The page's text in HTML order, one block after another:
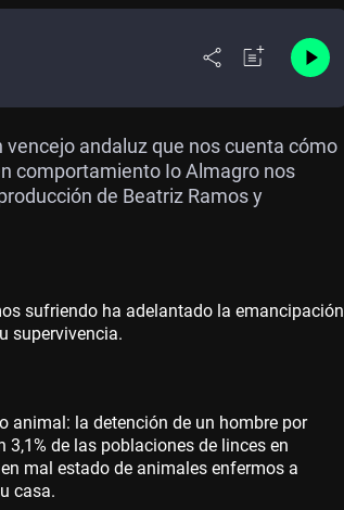
andaluz que nos cuenta cómo
comportamiento Io Almagro nos
de Beatriz Ramos y
sufriendo ha adelantado la emancipación
supervivencia.
animal: la detención de un hombre por
de las poblaciones de linces en
mal estado de animales enfermos a
casa.